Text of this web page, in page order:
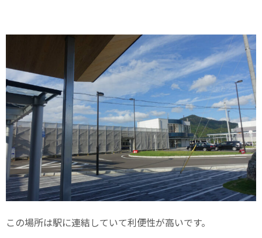
この場所は駅に連結していて利便性が高いです。